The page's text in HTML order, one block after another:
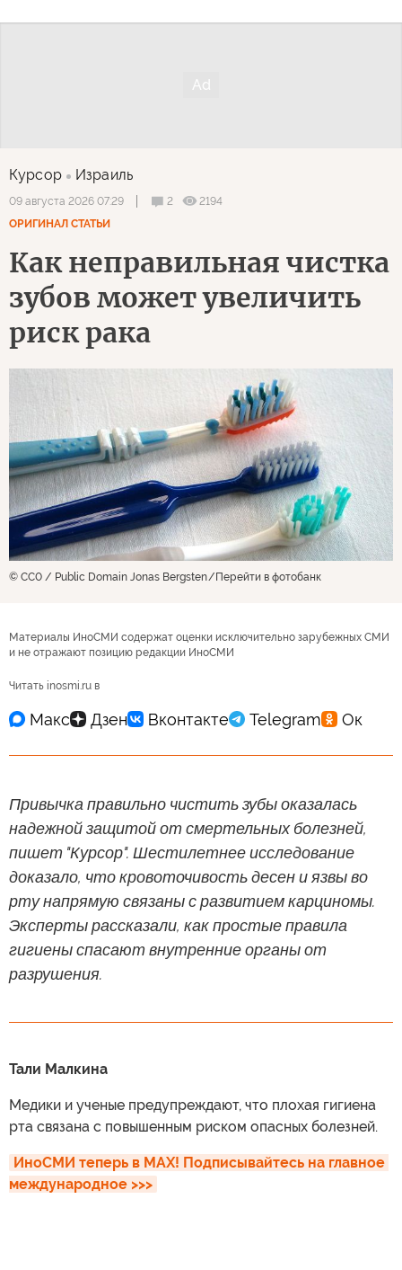
Курсор Израиль
09 августа 2026 07:29 2
2194
ОРИГИНАЛ СТАТЬИ
Как неправильная чистка
зубов может увеличить
риск рака
© CC0 / Public Domain Jonas Bergsten Перейти в фотобанк
Материалы ИноСМИ содержат оценки исключительно зарубежных СМИ
и не отражают позицию редакции ИноСМИ
Читать inosmi.ru в
Привычка правильно чистить зубы оказалась
надежной защитой от смертельных болезней,
пишет "Курсор". Шестилетнее исследование
доказало, что кровоточивость десен и язвы во
рту напрямую связаны с развитием карциномы.
Эксперты рассказали, как простые правила
гигиены спасают внутренние органы от
разрушения.
Тали Малкина
Медики и ученые предупреждают, что плохая гигиена
рта связана с повышенным риском опасных болезней.
ИноСМИ теперь в MAX! Подписывайтесь на главное
международное >>>